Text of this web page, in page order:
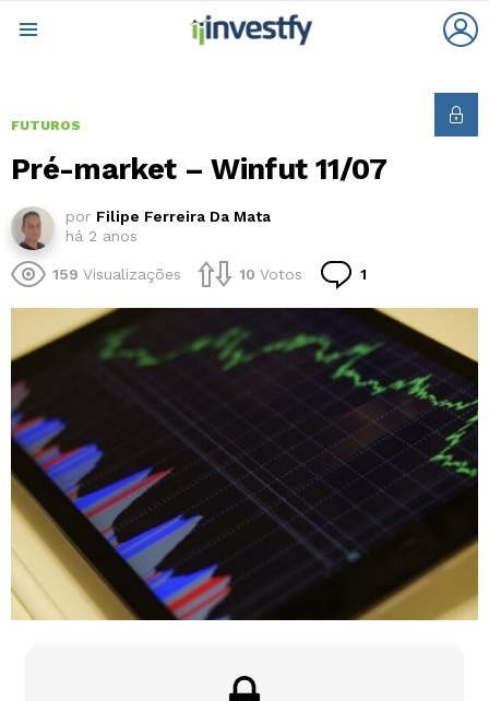
FUTUROS
Pré-market – Winfut 11/07
por Filipe Ferreira Da Mata
há 2 anos
159 Visualizações 10 Votos 1